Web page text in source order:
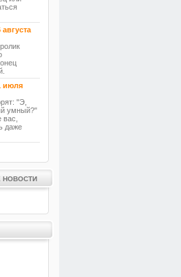
июля
"Э,
умный?"
даже
НОВОСТИ